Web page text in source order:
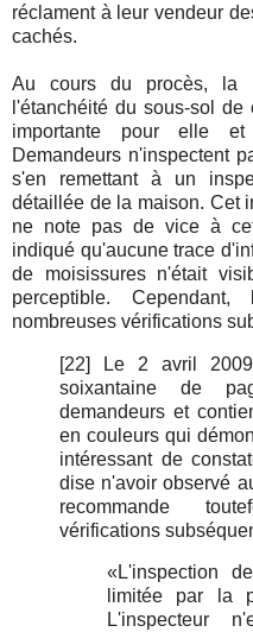
réclament à leur vendeur
cachés.
Au cours du procès, la
l'étanchéité du sous-sol
importante pour elle
Demandeurs n'inspectent
s'en remettant à un
détaillée de la maison. Cet
ne note pas de vice à
indiqué qu'aucune trace
de moisissures n'était
perceptible. Cependant,
nombreuses vérifications
[22] Le 2 avril
soixantaine de
demandeurs et
en couleurs qui
intéressant de
dise n'avoir observé
recommande
vérifications
«L'inspection
limitée par la
L'inspecteur